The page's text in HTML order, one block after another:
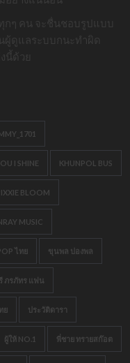
กๆ คน จะชื่นชอบรูปแบบ
ผู้ดูแลระบบกนะทำผิด
ด้วย
I SHINE KHUNPOL BUS
BLOOM
MUSIC
ไทย ขุนพล ปองพล
ภรภัทร แฟน
ย ประวัติดารา
ผู้ให้ NO.1 พี่ชาย ทรายสก๊อต